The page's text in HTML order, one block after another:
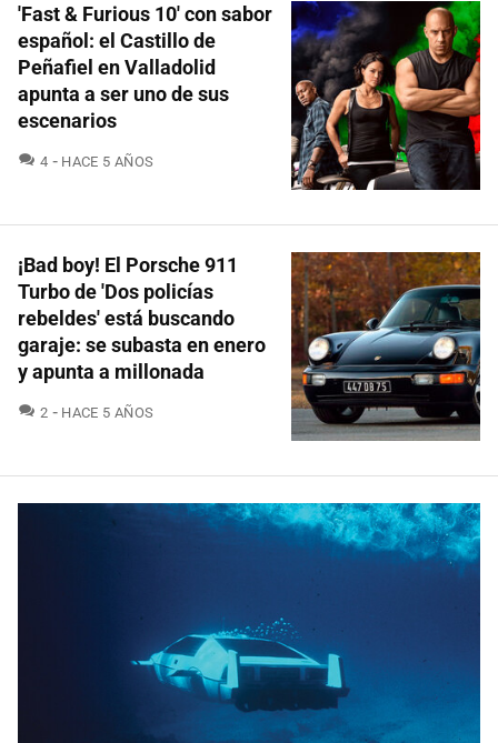
'Fast & Furious 10' con sabor
español: el Castillo de
Peñafiel en Valladolid
apunta a ser uno de sus
escenarios
4 COMENTARIOS
HACE 5 AÑOS
¡Bad boy! El Porsche 911
Turbo de 'Dos policías
rebeldes' está buscando
garaje: se subasta en enero
y apunta a millonada
2 COMENTARIOS
HACE 5 AÑOS